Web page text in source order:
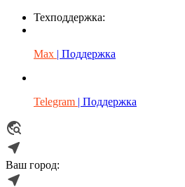
Техподдержка:
Max | Поддержка
Telegram | Поддержка
Ваш город: